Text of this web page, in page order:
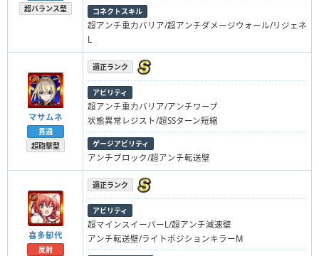
超バランス型
コネクトスキル
超アンチ重力バリア/超アンチダメージウォール/リジェネ
L
マサムネ
貫通
超砲撃型
適正ランク
アビリティ
超アンチ重力バリア/アンチワープ
状態異常レジスト/超SSターン短縮
ゲージアビリティ
アンチブロック/超アンチ転送壁
喜多郁代
反射
適正ランク
アビリティ
超マインスイーパーL/超アンチ減速壁
アンチ転送壁/ライトポジションキラーM